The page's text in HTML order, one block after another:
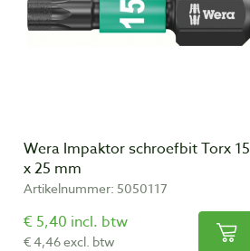
Wera Impaktor schroefbit Torx 15
x 25 mm
Artikelnummer: 5050117
€ 5,40 incl. btw
€ 4,46 excl. btw